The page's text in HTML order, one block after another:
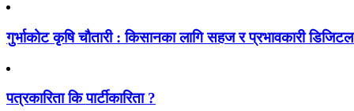
गुर्भाकोट कृषि चौतारी : किसानका लागि सहज र प्रभावकारी
पत्रकारिता कि पार्टीकारिता ?